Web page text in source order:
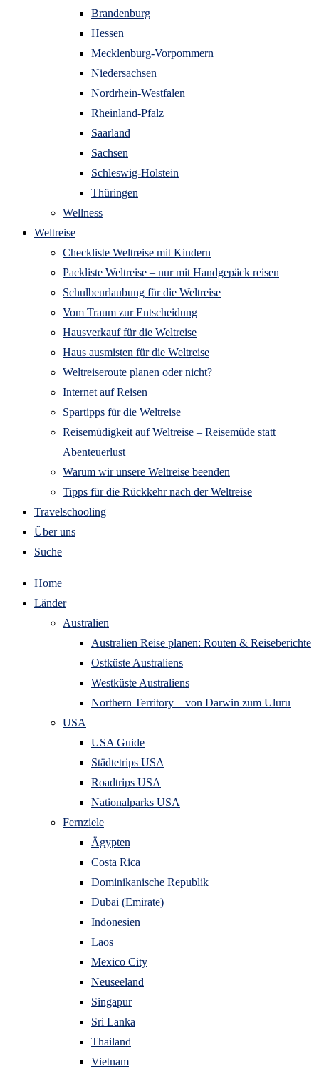
Brandenburg
Hessen
Mecklenburg-Vorpommern
Niedersachsen
Nordrhein-Westfalen
Rheinland-Pfalz
Saarland
Sachsen
Schleswig-Holstein
Thüringen
Wellness
Weltreise
Checkliste Weltreise mit Kindern
Packliste Weltreise – nur mit Handgepäck reisen
Schulbeurlaubung für die Weltreise
Vom Traum zur Entscheidung
Hausverkauf für die Weltreise
Haus ausmisten für die Weltreise
Weltreiseroute planen oder nicht?
Internet auf Reisen
Spartipps für die Weltreise
Reisemüdigkeit auf Weltreise – Reisemüde statt
Abenteuerlust
Warum wir unsere Weltreise beenden
Tipps für die Rückkehr nach der Weltreise
Travelschooling
Über uns
Suche
Home
Länder
Australien
Australien Reise planen: Routen & Reiseberichte
Ostküste Australiens
Westküste Australiens
Northern Territory – von Darwin zum Uluru
USA
USA Guide
Städtetrips USA
Roadtrips USA
Nationalparks USA
Fernziele
Ägypten
Costa Rica
Dominikanische Republik
Dubai (Emirate)
Indonesien
Laos
Mexico City
Neuseeland
Singapur
Sri Lanka
Thailand
Vietnam